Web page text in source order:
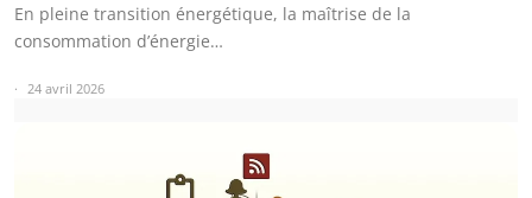
En pleine transition énergétique, la maîtrise de la
consommation d’énergie…
24 avril 2026